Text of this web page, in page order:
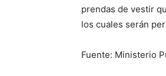
prendas de vestir
los cuales serán
Fuente: Ministerio